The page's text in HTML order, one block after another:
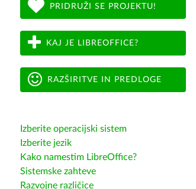
PRIDRUŽI SE PROJEKTU!
KAJ JE LIBREOFFICE?
RAZŠIRITVE IN PREDLOGE
Izberite operacijski sistem
Izberite jezik
Kako namestim LibreOffice?
Sistemske zahteve
Razvojne različice